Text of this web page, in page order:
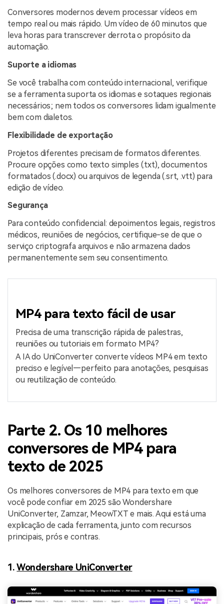
Conversores modernos devem processar vídeos em
tempo real ou mais rápido. Um vídeo de 60 minutos que
leva horas para transcrever derrota o propósito da
automação.
Suporte a idiomas
Se você trabalha com conteúdo internacional, verifique
se a ferramenta suporta os idiomas e sotaques regionais
necessários; nem todos os conversores lidam igualmente
bem com dialetos.
Flexibilidade de exportação
Projetos diferentes precisam de formatos diferentes.
Procure opções como texto simples (.txt), documentos
formatados (.docx) ou arquivos de legenda (.srt, .vtt) para
edição de vídeo.
Segurança
Para conteúdo confidencial: depoimentos legais, registros
médicos, reuniões de negócios, certifique-se de que o
serviço criptografa arquivos e não armazena dados
permanentemente sem seu consentimento.
MP4 para texto fácil de usar
Precisa de uma transcrição rápida de palestras,
reuniões ou tutoriais em formato MP4?
A IA do UniConverter converte vídeos MP4 em texto
preciso e legível—perfeito para anotações, pesquisas
ou reutilização de conteúdo.
Parte 2. Os 10 melhores
conversores de MP4 para
texto de 2025
Os melhores conversores de MP4 para texto em que
você pode confiar em 2025 são Wondershare
UniConverter, Zamzar, MeowTXT e mais. Aqui está uma
explicação de cada ferramenta, junto com recursos
principais, prós e contras.
1.Wondershare UniConverter